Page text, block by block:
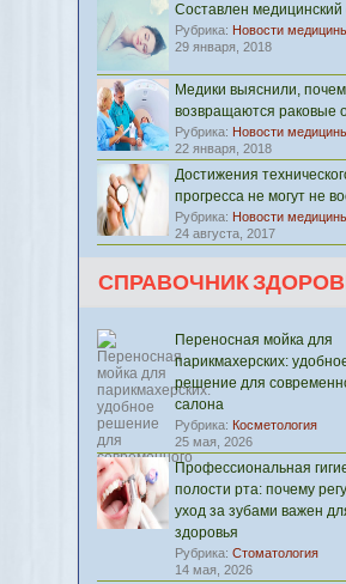
Составлен медицинский
Рубрика: Новости
29 января, 2018
Медики выяснили,
возвращаются раковые
Рубрика: Новости
22 января, 2018
Достижения
прогресса не могут не
Рубрика: Новости
24 августа, 2017
СПРАВОЧНИК
Переносная мойка для
парикмахерских:
решение для
салона
Рубрика: Косметология
25 мая, 2026
Профессиональная
полости рта: почему
уход за зубами важен
здоровья
Рубрика: Стоматология
14 мая, 2026